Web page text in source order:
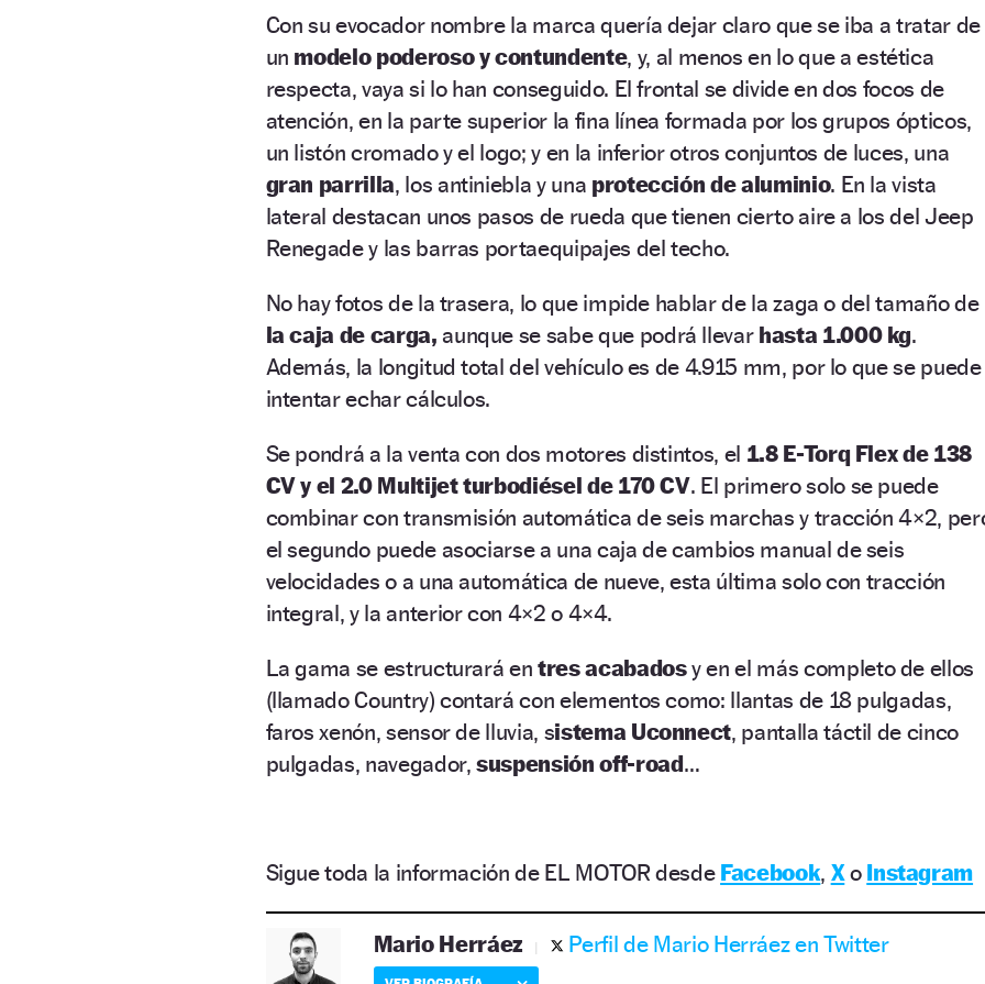
Con su evocador nombre la marca quería dejar claro que se iba a tratar de
un modelo poderoso y contundente, y, al menos en lo que a estética
respecta, vaya si lo han conseguido. El frontal se divide en dos focos de
atención, en la parte superior la fina línea formada por los grupos ópticos,
un listón cromado y el logo; y en la inferior otros conjuntos de luces, una
gran parrilla, los antiniebla y una protección de aluminio. En la vista
lateral destacan unos pasos de rueda que tienen cierto aire a los del Jeep
Renegade y las barras portaequipajes del techo.
No hay fotos de la trasera, lo que impide hablar de la zaga o del tamaño de
la caja de carga, aunque se sabe que podrá llevar hasta 1.000 kg.
Además, la longitud total del vehículo es de 4.915 mm, por lo que se puede
intentar echar cálculos.
Se pondrá a la venta con dos motores distintos, el 1.8 E-Torq Flex de 138
CV y el 2.0 Multijet turbodiésel de 170 CV. El primero solo se puede
combinar con transmisión automática de seis marchas y tracción 4×2,
el segundo puede asociarse a una caja de cambios manual de seis
velocidades o a una automática de nueve, esta última solo con tracción
integral, y la anterior con 4×2 o 4×4.
La gama se estructurará entres acabadosy en el más completo de ellos
(llamado Country) contará con elementos como: llantas de 18 pulgadas,
faros xenón, sensor de lluvia, sistema Uconnect, pantalla táctil de cinco
pulgadas, navegador,suspensión off-road…
Sigue toda la información de EL MOTOR desde Facebook, Xo Instagram
Mario Herráez Perfil de Mario Herráez en Twitter